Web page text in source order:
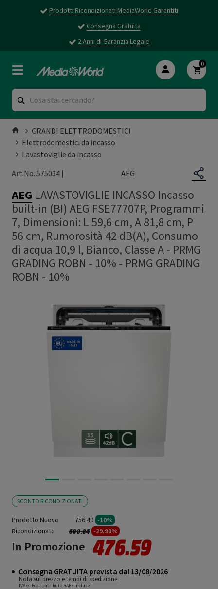
Prodotti Ricondizionati MediaWorld Garantiti
Consegna Gratuita
2 Anni di Garanzia Legale
0
GRANDI ELETTRODOMESTICI
Elettrodomestici da incasso
Lavastoviglie da incasso
Art.No. 575034 |
AEG
AEG LAVASTOVIGLIE INCASSO Incasso
built-in (BI) AEG FSE77707P, Programmi
7, Dimensioni: L 59,6 cm, A 81,8 cm, P
56 cm, Rumorosità 42 dB(A), Consumo
di acqua 10,9 l, Bianco, Classe A - PRMG
GRADING ROBN - 10% - PRMG GRADING
ROBN - 10%
SCONTO RICONDIZIONATI
Prodotto Nuovo 756.49 -10%
Ricondizionato
Prezzo ridotto da
680.84a -29.99%
In Promozione 476.59
Consegna GRATUITA prevista dal 13/08/2026
Nota sul prezzo e tempi di spedizione
IVA ed Eco-contributo RAEE incluse